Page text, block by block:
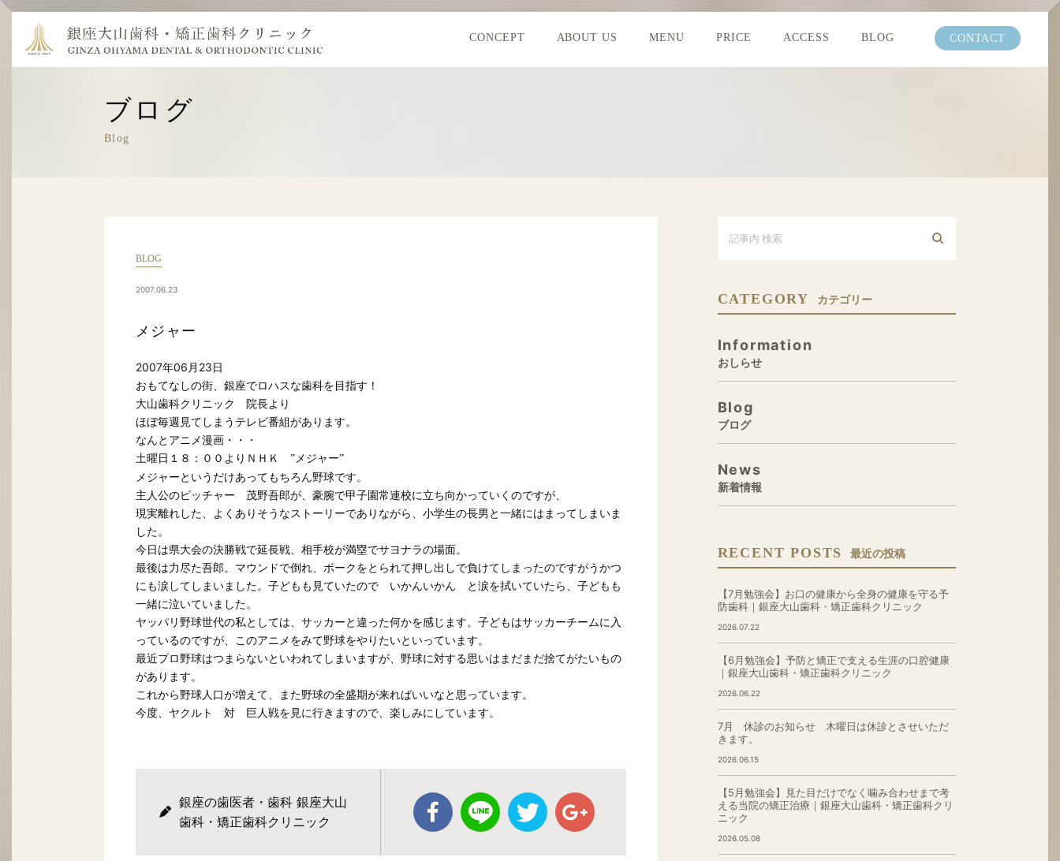
CONCEPT ABOUT US MENU PRICE ACCESS BLOG CONTACT
ブログ
Blog
BLOG
2007.06.23
メジャー
2007年06月23日
おもてなしの街、銀座でロハスな歯科を目指す！
大山歯科クリニック 院長より
ほぼ毎週見てしまうテレビ番組があります。
なんとアニメ漫画・・・
土曜日１８：００よりＮＨＫ ”メジャー”
メジャーというだけあってもちろん野球です。
主人公のピッチャー 茂野吾郎が、豪腕で甲子園常連校に立ち向かっていくのですが、
現実離れした、よくありそうなストーリーでありながら、小学生の長男と一緒にはまってしまいま
した。
今日は県大会の決勝戦で延長戦、相手校が満塁でサヨナラの場面。
最後は力尽た吾郎。マウンドで倒れ、ボークをとられて押し出しで負けてしまったのですがうかつ
にも涙してしまいました。子どもも見ていたので いかんいかん と涙を拭いていたら、子どもも
一緒に泣いていました。
ヤッパリ野球世代の私としては、サッカーと違った何かを感じます。子どもはサッカーチームに入
っているのですが、このアニメをみて野球をやりたいといっています。
最近プロ野球はつまらないといわれてしまいますが、野球に対する思いはまだまだ捨てがたいもの
があります。
これから野球人口が増えて、また野球の全盛期が来ればいいなと思っています。
今度、ヤクルト 対 巨人戦を見に行きますので、楽しみにしています。
銀座の歯医者・歯科 銀座大山
歯科・矯正歯科クリニック
CATEGORY カテゴリー
Information
おしらせ
Blog
ブログ
News
新着情報
RECENT POSTS 最近の投稿
【7月勉強会】お口の健康から全身の健康を守る予
防歯科｜銀座大山歯科・矯正歯科クリニック
2026.07.22
【6月勉強会】予防と矯正で支える生涯の口腔健康
｜銀座大山歯科・矯正歯科クリニック
2026.06.22
7月 休診のお知らせ 木曜日は休診とさせいただ
きます。
2026.06.15
【5月勉強会】見た目だけでなく噛み合わせまで考
える当院の矯正治療｜銀座大山歯科・矯正歯科クリ
ニック
2026.05.08